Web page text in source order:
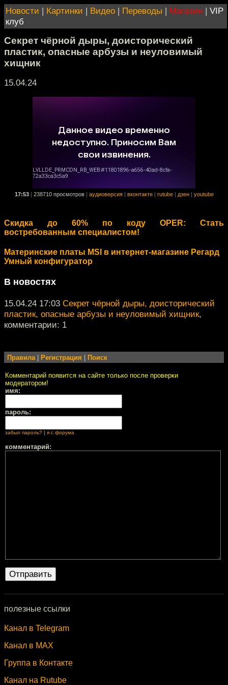
Новости | Картинки | Видео | Переводы | Магазин | VIP
клуб
Секрет чёрной дыры, доисторический
пластик, опасные арбузы и неуловимый
хищник
15.04.24
17:53 238710 просмотров аудиоверсия вконтакте rutube дзен youtube
Скидка до 60% по коду OPER: Стать
востребованным специалистом!
Материнские платы MSI в интернет-магазине Регард
Умный конфигуратор
В новостях
15.04.24 17:03 Секрет чёрной дыры, доисторический
пластик, опасные арбузы и неуловимый хищник,
комментарии: 1
Правила| Регистрация Поиск
Комментарий появится на сайте только после проверки
модератором!
имя:
пароль:
забыл пароль? я с форума
комментарий:
полезные ссылки
Канал в Telegram
Канал в MAX
Группа в Контакте
Канал на Rutube